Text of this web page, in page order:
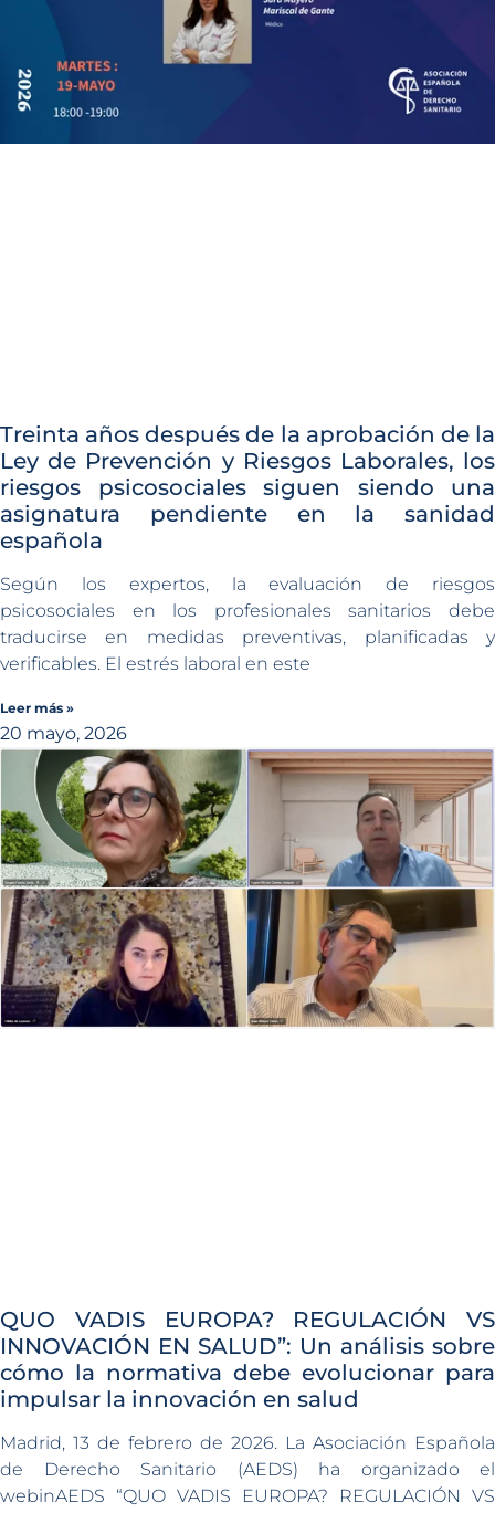
Treinta años después de la aprobación de la
Ley de Prevención y Riesgos Laborales, los
riesgos psicosociales siguen siendo una
asignatura pendiente en la sanidad
española
Según los expertos, la evaluación de riesgos
psicosociales en los profesionales sanitarios debe
traducirse en medidas preventivas, planificadas y
verificables. El estrés laboral en este
Leer más »
20 mayo, 2026
QUO VADIS EUROPA? REGULACIÓN VS
INNOVACIÓN EN SALUD”: Un análisis sobre
cómo la normativa debe evolucionar para
impulsar la innovación en salud
Madrid, 13 de febrero de 2026. La Asociación Española
de Derecho Sanitario (AEDS) ha organizado el
webinAEDS “QUO VADIS EUROPA? REGULACIÓN VS